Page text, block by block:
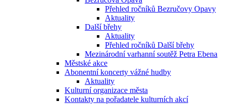
Přehled ročníků Bezručovy Opavy
Aktuality
Další břehy
Aktuality
Přehled ročníků Další břehy
Mezinárodní varhanní soutěž Petra Ebena
Městské akce
Abonentní koncerty vážné hudby
Aktuality
Kulturní organizace města
Kontakty na pořadatele kulturních akcí